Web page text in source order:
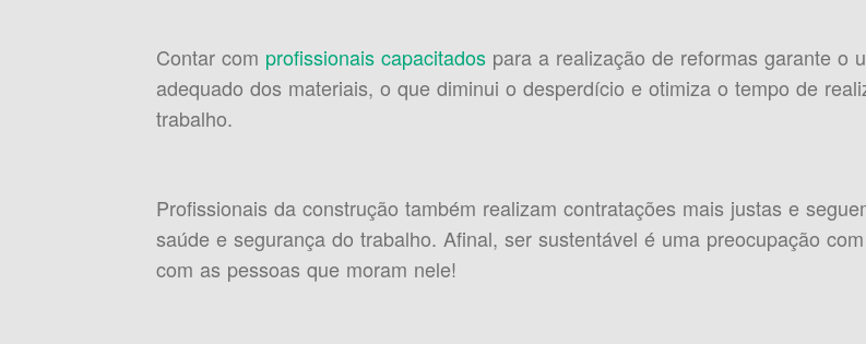
Contar com profissionais capacitadospara a realização de reformas garante o
adequado dos materiais, o que diminui o desperdício e otimiza o tempo de
trabalho.
Profissionais da construção também realizam contratações mais justas e
saúde e segurança do trabalho. Afinal, ser sustentável é uma preocupação
com as pessoas que moram nele!